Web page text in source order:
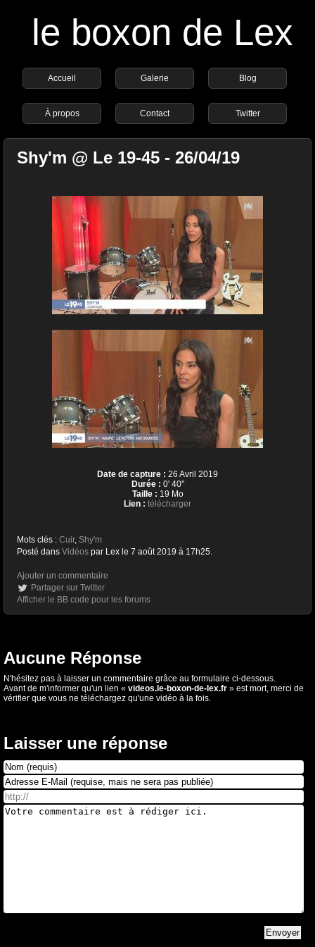
le boxon de Lex
Accueil Galerie Blog
À propos Contact Twitter
Shy'm @ Le 19-45 - 26/04/19
Date de capture : 26 Avril 2019
Durée : 0' 40''
Taille : 19 Mo
Lien : télécharger
Mots clés : Cuir, Shy'm
Posté dans Vidéos par Lex le 7 août 2019 à 17h25.
Ajouter un commentaire
Partager sur Twitter
Afficher le BB code pour les forums
Aucune Réponse
N'hésitez pas à laisser un commentaire grâce au formulaire ci-dessous.
Avant de m'informer qu'un lien « videos.le-boxon-de-lex.fr » est mort, merci de
vérifier que vous ne téléchargez qu'une vidéo à la fois.
Laisser une réponse